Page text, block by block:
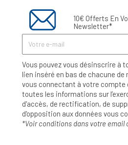
10€ Offerts En
Newsletter*
Vous pouvez vous désinscrire à
lien inséré en bas de chacune
vous connectant à votre compte
toutes les informations sur
d'accès, de rectification, de
d'opposition aux données vous
*Voir conditions dans votre email